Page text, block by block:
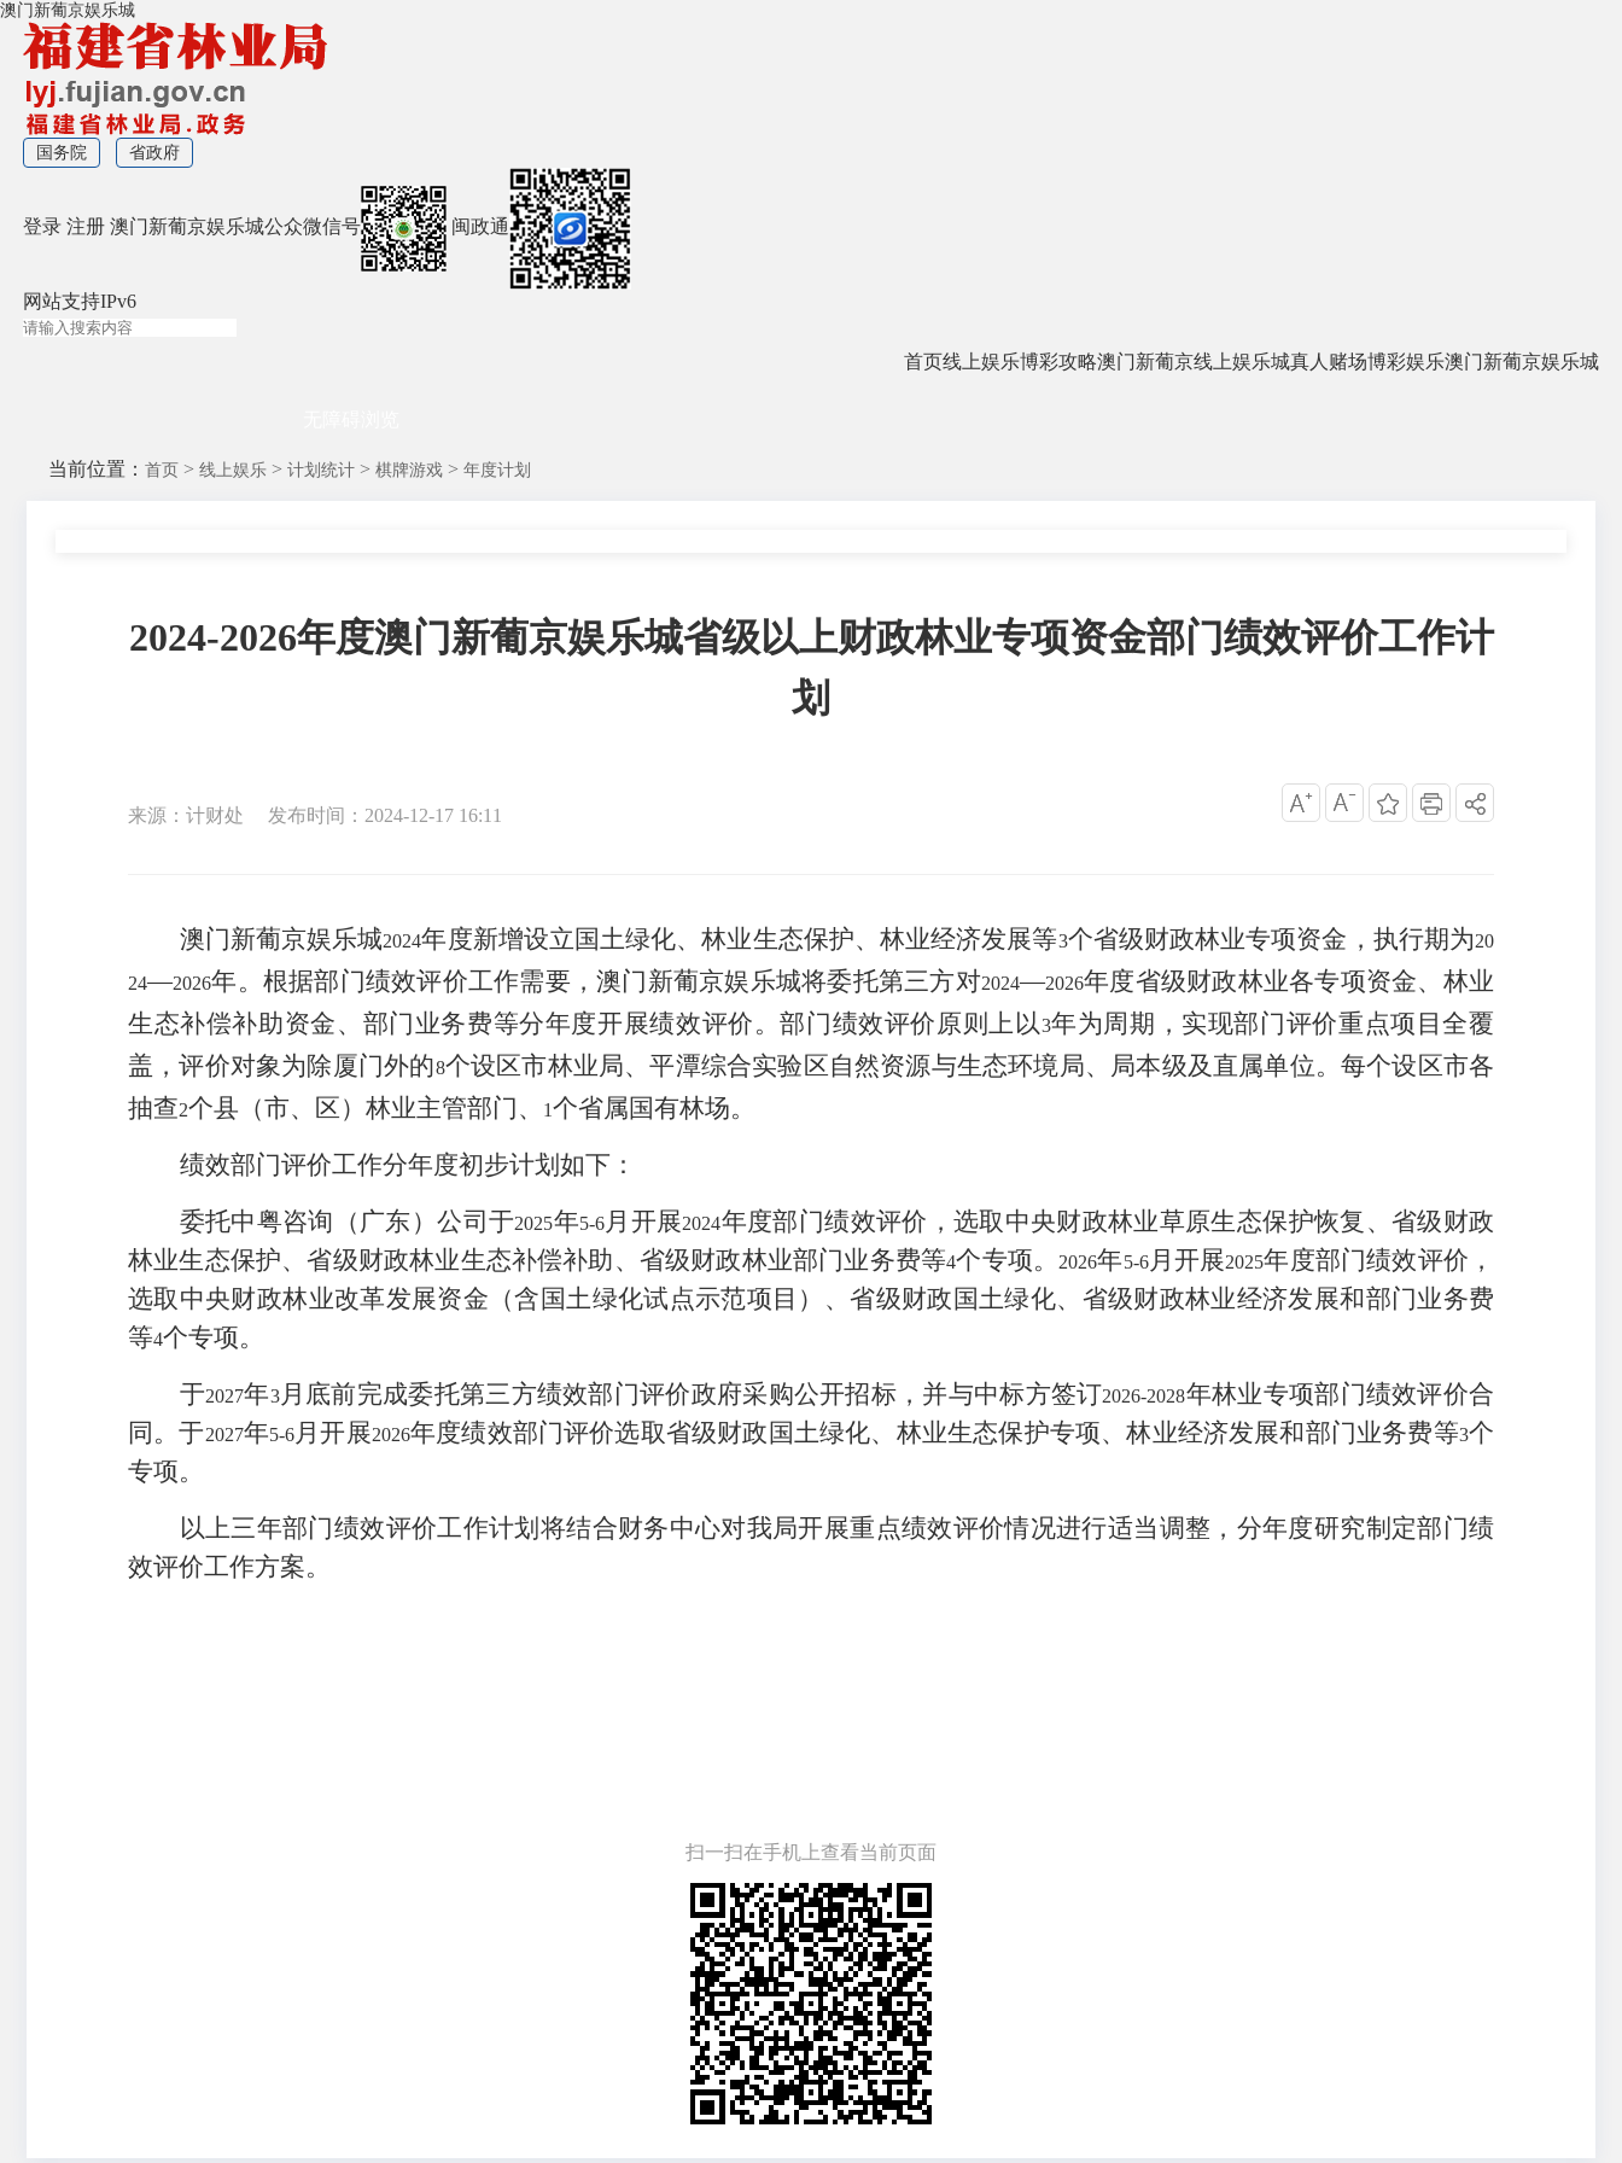
澳门新葡京娱乐城
国务院 省政府
登录 注册 澳门新葡京娱乐城公众微信号 闽政通
网站支持IPv6
首页线上娱乐博彩攻略澳门新葡京线上娱乐城真人赌场博彩娱乐澳门新葡京娱乐城
当前位置： 首页 > 线上娱乐 > 计划统计 > 棋牌游戏 > 年度计划
2024-2026年度澳门新葡京娱乐城省级以上财政林业专项资金部门绩效评价工作计
划
来源：计财处 发布时间：2024-12-17 16:11
澳门新葡京娱乐城2024年度新增设立国土绿化、林业生态保护、林业经济发展等3个省级财政林业专项资金，执行期为20
24—2026年。根据部门绩效评价工作需要，澳门新葡京娱乐城将委托第三方对2024—2026年度省级财政林业各专项资金、林业
生态补偿补助资金、部门业务费等分年度开展绩效评价。部门绩效评价原则上以3年为周期，实现部门评价重点项目全覆
盖，评价对象为除厦门外的8个设区市林业局、平潭综合实验区自然资源与生态环境局、局本级及直属单位。每个设区市各
抽查2个县（市、区）林业主管部门、 1个省属国有林场。
绩效部门评价工作分年度初步计划如下：
委托中粤咨询（广东）公司于2025年5-6月开展2024年度部门绩效评价，选取中央财政林业草原生态保护恢复、省级财政
林业生态保护、省级财政林业生态补偿补助、省级财政林业部门业务费等4个专项。2026年5-6月开展2025年度部门绩效评价，
选取中央财政林业改革发展资金（含国土绿化试点示范项目）、省级财政国土绿化、省级财政林业经济发展和部门业务费
等4个专项。
于2027年3月底前完成委托第三方绩效部门评价政府采购公开招标，并与中标方签订2026-2028年林业专项部门绩效评价合
同。于2027年5-6月开展2026年度绩效部门评价选取省级财政国土绿化、林业生态保护专项、林业经济发展和部门业务费等3个
专项。
以上三年部门绩效评价工作计划将结合财务中心对我局开展重点绩效评价情况进行适当调整，分年度研究制定部门绩
效评价工作方案。
扫一扫在手机上查看当前页面